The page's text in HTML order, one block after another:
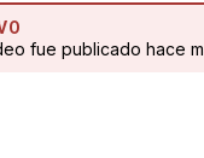
fue publicado hace